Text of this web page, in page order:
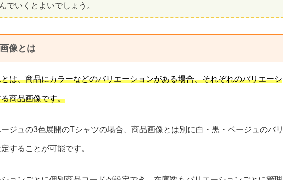
でいくとよいでしょう。
像とは
は、商品にカラーなどのバリエーションがある場合、それぞれのバリエーシ
商品画像です。
ジュの3色展開のTシャツの場合、商品画像とは別に白・黒・ベージュのバリ
することが可能です。